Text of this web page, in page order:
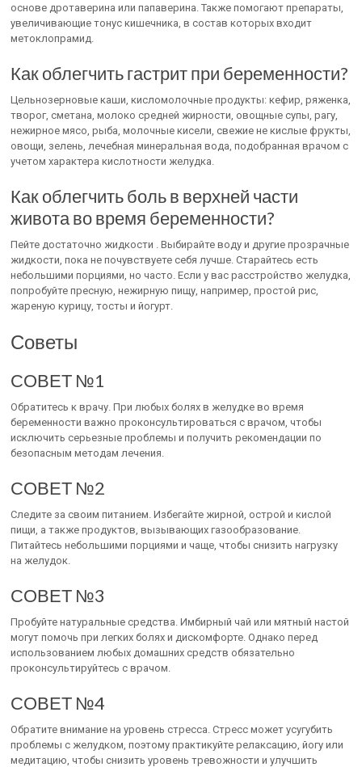
основе дротаверина или папаверина. Также помогают препараты,
увеличивающие тонус кишечника, в состав которых входит
метоклопрамид.
Как облегчить гастрит при беременности?
Цельнозерновые каши, кисломолочные продукты: кефир, ряженка,
творог, сметана, молоко средней жирности, овощные супы, рагу,
нежирное мясо, рыба, молочные кисели, свежие не кислые фрукты,
овощи, зелень, лечебная минеральная вода, подобранная врачом с
учетом характера кислотности желудка.
Как облегчить боль в верхней части
живота во время беременности?
Пейте достаточно жидкости . Выбирайте воду и другие прозрачные
жидкости, пока не почувствуете себя лучше. Старайтесь есть
небольшими порциями, но часто. Если у вас расстройство желудка,
попробуйте пресную, нежирную пищу, например, простой рис,
жареную курицу, тосты и йогурт.
Советы
СОВЕТ №1
Обратитесь к врачу. При любых болях в желудке во время
беременности важно проконсультироваться с врачом, чтобы
исключить серьезные проблемы и получить рекомендации по
безопасным методам лечения.
СОВЕТ №2
Следите за своим питанием. Избегайте жирной, острой и кислой
пищи, а также продуктов, вызывающих газообразование.
Питайтесь небольшими порциями и чаще, чтобы снизить нагрузку
на желудок.
СОВЕТ №3
Пробуйте натуральные средства. Имбирный чай или мятный настой
могут помочь при легких болях и дискомфорте. Однако перед
использованием любых домашних средств обязательно
проконсультируйтесь с врачом.
СОВЕТ №4
Обратите внимание на уровень стресса. Стресс может усугубить
проблемы с желудком, поэтому практикуйте релаксацию, йогу или
медитацию, чтобы снизить уровень тревожности и улучшить